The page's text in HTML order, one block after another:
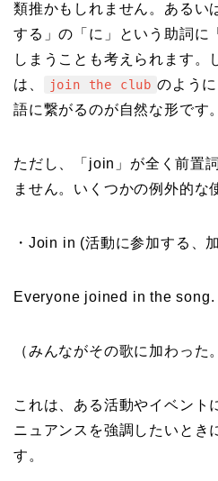
類推かもしれません。あるい
する」の「に」という助詞に
しまうことも考えられます。
は、
join the club のよう
語に繋がるのが自然な形です。
ただし、「join」が全く前置
ません。いくつかの例外的な
・Join in (活動に参加する、
Everyone joined in the song.
（みんながその歌に加わった
これは、ある活動やイベント
ニュアンスを強調したいとき
す。